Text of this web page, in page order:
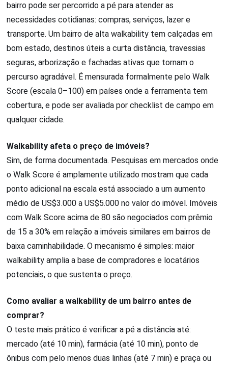
bairro pode ser percorrido a pé para atender as
necessidades cotidianas: compras, serviços, lazer e
transporte. Um bairro de alta walkability tem calçadas em
bom estado, destinos úteis a curta distância, travessias
seguras, arborização e fachadas ativas que tornam o
percurso agradável. É mensurada formalmente pelo Walk
Score (escala 0–100) em países onde a ferramenta tem
cobertura, e pode ser avaliada por checklist de campo em
qualquer cidade.
Walkability afeta o preço de imóveis?
Sim, de forma documentada. Pesquisas em mercados onde
o Walk Score é amplamente utilizado mostram que cada
ponto adicional na escala está associado a um aumento
médio de US$3.000 a US$5.000 no valor do imóvel. Imóveis
com Walk Score acima de 80 são negociados com prêmio
de 15 a 30% em relação a imóveis similares em bairros de
baixa caminhabilidade. O mecanismo é simples: maior
walkability amplia a base de compradores e locatários
potenciais, o que sustenta o preço.
Como avaliar a walkability de um bairro antes de
comprar?
O teste mais prático é verificar a pé a distância até:
mercado (até 10 min), farmácia (até 10 min), ponto de
ônibus com pelo menos duas linhas (até 7 min) e praça ou